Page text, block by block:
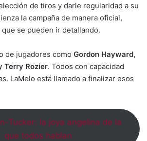
de tiros y darle regularidad a su
la campaña de manera oficial,
se pueden ir detallando.
de jugadores como Gordon Hayward,
Terry Rozier. Todos con capacidad
LaMelo está llamado a finalizar esos
Tucker: la joya angelina de la
que todos hablan